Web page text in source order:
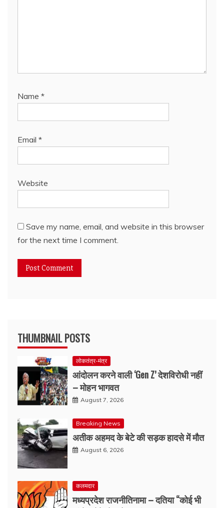
Name *
Email *
Website
Save my name, email, and website in this browser
for the next time I comment.
THUMBNAIL POSTS
लोकतंत्र-मंत्र
आंदोलन करने वाली ‘Gen Z’ देशविरोधी नहीं
– मोहन भागवत
August 7, 2026
Breaking News
अतीक अहमद के बेटे की सड़क हादसे में मौत
August 6, 2026
कलमदार
मध्यप्रदेश राजनीतिनामा – दतिया “कोई भी